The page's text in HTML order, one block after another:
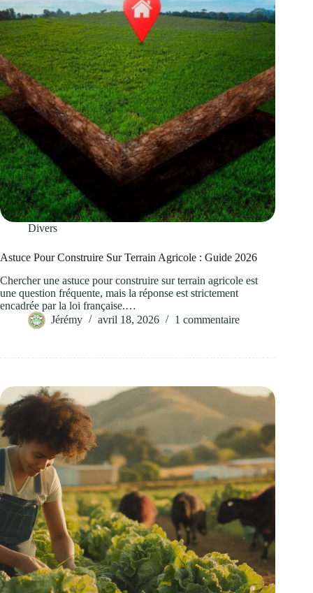
Divers
Astuce Pour Construire Sur Terrain Agricole : Guide 2026
Chercher une astuce pour construire sur terrain agricole est
une question fréquente, mais la réponse est strictement
encadrée par la loi française.…
Jérémy
avril 18, 2026 1 commentaire